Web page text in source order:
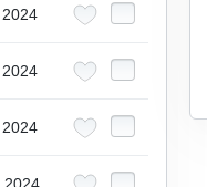
2024
2024
2024